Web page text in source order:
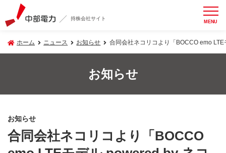
持株会社サイト MENU
ホーム ニュース お知らせ 合同会社ネコリコより「BOCCO emo
お知らせ
お知らせ
合同会社ネコリコより「BOCCO